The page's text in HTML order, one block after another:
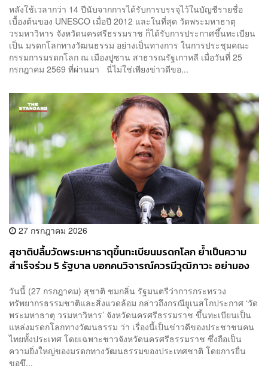
หลังใช้เวลากว่า 14 ปีนับจากการได้รับการบรรจุไว้ในบัญชีรายชื่อ
เบื้องต้นของ UNESCO เมื่อปี 2012 และในที่สุด วัดพระมหาธาตุ
วรมหาวิหาร จังหวัดนครศรีธรรมราช ก็ได้รับการประกาศขึ้นทะเบียน
เป็น มรดกโลกทางวัฒนธรรม อย่างเป็นทางการ ในการประชุมคณะ
กรรมการมรดกโลก ณ เมืองปูซาน สาธารณรัฐเกาหลี เมื่อวันที่ 25
กรกฎาคม 2569 ที่ผ่านมา นี่ไม่ใช่เพียงข่าวดีขอ...
27 กรกฎาคม 2026
สุชาติปลื้มวัดพระมหาธาตุขึ้นทะเบียนมรดกโลก ย้ำเป็นความ
สำเร็จร่วม 5 รัฐบาล บอกคนวิจารณ์ควรมีวุฒิภาวะ อย่ามอง
วันนี้ (27 กรกฎาคม) สุชาติ ชมกลิ่น รัฐมนตรีว่าการกระทรวง
ทรัพยากรธรรมชาติและสิ่งแวดล้อม กล่าวถึงกรณียูเนสโกประกาศ ‘วัด
พระมหาธาตุ วรมหาวิหาร’ จังหวัดนครศรีธรรมราช ขึ้นทะเบียนเป็น
แหล่งมรดกโลกทางวัฒนธรรม ว่า เรื่องนี้เป็นข่าวดีของประชาชนคน
ไทยทั้งประเทศ โดยเฉพาะชาวจังหวัดนครศรีธรรมราช ซึ่งถือเป็น
ความยิ่งใหญ่ของมรดกทางวัฒนธรรมของประเทศชาติ โดยการยื่น
ขอขึ...